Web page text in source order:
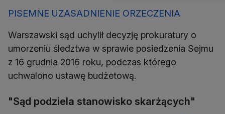
PISEMNE UZASADNIENIE ORZECZENIA
Warszawski sąd uchylił decyzję prokuratury o
umorzeniu śledztwa w sprawie posiedzenia Sejmu
z 16 grudnia 2016 roku, podczas którego
uchwalono ustawę budżetową.
"Sąd podziela stanowisko skarżących"